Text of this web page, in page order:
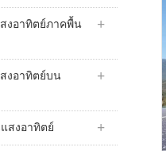
งอาทิตย์ภาคพื้น
งอาทิตย์บน
สงอาทิตย์